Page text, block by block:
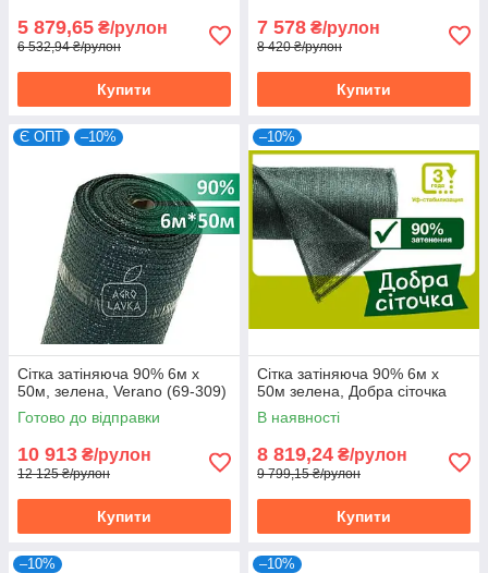
5 879,65 ₴/рулон
6 532,94 ₴/рулон
Купити
7 578 ₴/рулон
8 420 ₴/рулон
Купити
Є ОПТ –10%
Сітка затіняюча 90% 6м х
50м, зелена, Verano (69-309)
Готово до відправки
10 913 ₴/рулон
12 125 ₴/рулон
Купити
–10%
Сітка затіняюча 90% 6м х
50м зелена, Добра сіточка
В наявності
8 819,24 ₴/рулон
9 799,15 ₴/рулон
Купити
–10% –10%